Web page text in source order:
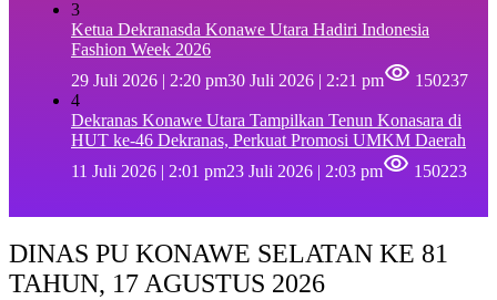
3
Ketua Dekranasda Konawe Utara Hadiri Indonesia
Fashion Week 2026
29 Juli 2026 | 2:20 pm30 Juli 2026 | 2:21 pm
150237
4
Dekranas Konawe Utara Tampilkan Tenun Konasara di
HUT ke-46 Dekranas, Perkuat Promosi UMKM Daerah
11 Juli 2026 | 2:01 pm23 Juli 2026 | 2:03 pm 150223
DINAS PU KONAWE SELATAN KE 81
TAHUN, 17 AGUSTUS 2026